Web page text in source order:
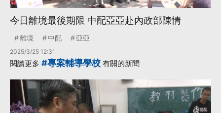
今日離境最後期限 中配亞亞赴內政部陳情
離境 中配 亞亞
2025/3/25 12:31
閱讀更多 #專案輔導學校 有關的新聞